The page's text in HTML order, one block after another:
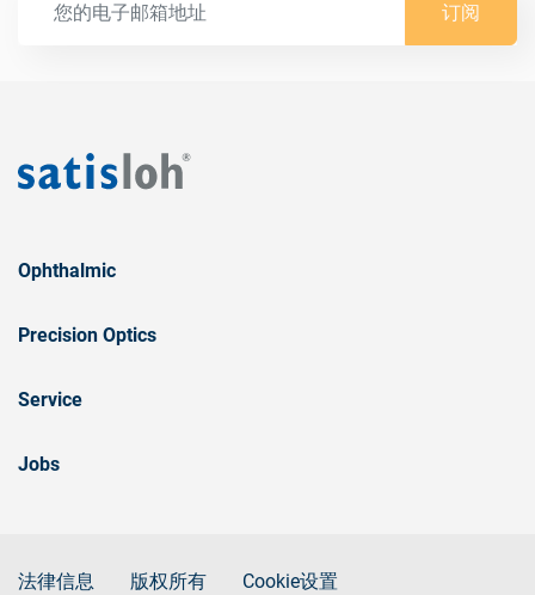
订阅
Ophthalmic
Precision Optics
Service
Jobs
法律信息 版权所有 Cookie设置